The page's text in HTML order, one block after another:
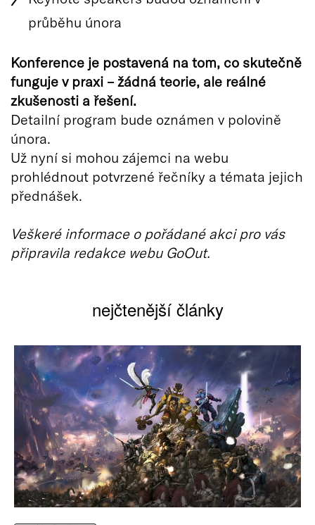
průběhu února
Konference je postavená na tom, co skutečně
funguje v praxi – žádná teorie, ale reálné
zkušenosti a řešení.
Detailní program bude oznámen v polovině
února.
Už nyní si mohou zájemci na webu
prohlédnout potvrzené řečníky a témata jejich
přednášek.
Veškeré informace o pořádané akci pro vás
připravila redakce webu GoOut.
nejčtenější články